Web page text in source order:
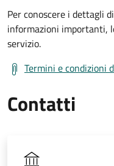
Per conoscere i dettagli
informazioni importanti,
servizio.
Termini e condizioni
Contatti